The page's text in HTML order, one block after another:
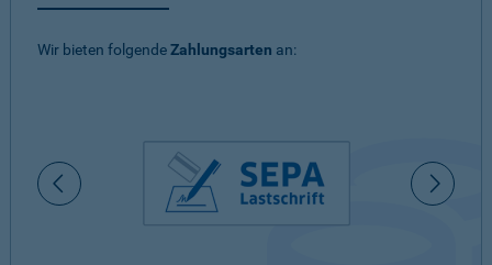
Wir bieten folgendeZahlungsarten an: